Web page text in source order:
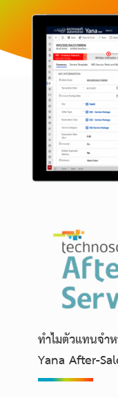
ทำไมตัวแทนจำ
Yana After-